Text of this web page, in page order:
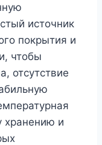
источник
покрытия и
чтобы
отсутствие
хранению и